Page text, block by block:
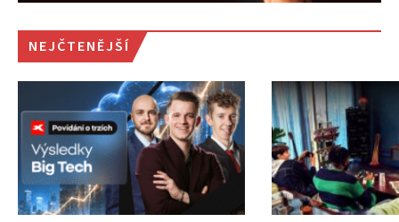
NEJČTENĚJŠÍ